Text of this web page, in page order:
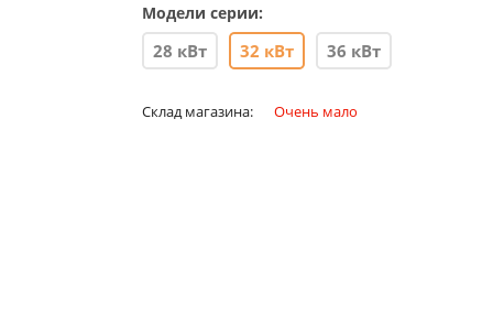
Модели серии:
28 кВт 32 кВт 36 кВт
Склад магазина: Очень мало